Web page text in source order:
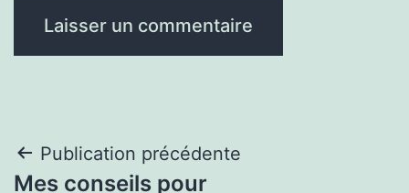
Navigation
Publication précédente
Mes conseils pour